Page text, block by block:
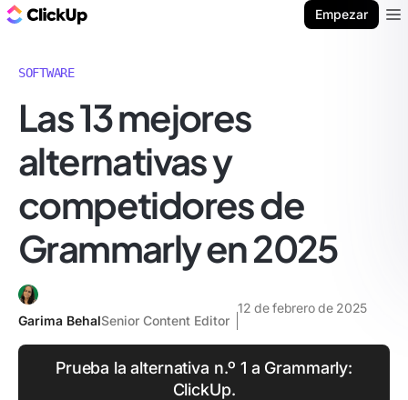
Empezar
SOFTWARE
Las 13 mejores
alternativas y
competidores de
Grammarly en 2025
Garima BehalSenior Content Editor
12 de febrero de 2025
Prueba la alternativa n.º 1 a Grammarly:
ClickUp.